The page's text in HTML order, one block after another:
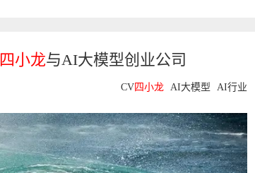
四小龙与AI大模型创业公司
CV四小龙 AI大模型 AI行业